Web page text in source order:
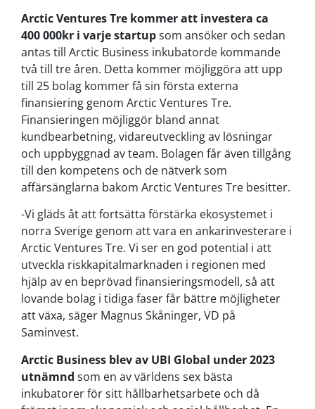
Arctic Ventures Tre kommer att investera ca
400 000kr i varje startupsom ansöker och sedan
antas till Arctic Business inkubatorde kommande
två till tre åren. Detta kommer möjliggöra att upp
till 25 bolag kommer få sin första externa
finansiering genom Arctic Ventures Tre.
Finansieringen möjliggör bland annat
kundbearbetning, vidareutveckling av lösningar
och uppbyggnad av team. Bolagen får även tillgång
till den kompetens och de nätverk som
affärsänglarna bakom Arctic Ventures Tre besitter.
-Vi gläds åt att fortsätta förstärka ekosystemet i
norra Sverige genom att vara en ankarinvesterare i
Arctic Ventures Tre. Vi ser en god potential i att
utveckla riskkapitalmarknaden i regionen med
hjälp av en beprövad finansieringsmodell, så att
lovande bolag i tidiga faser får bättre möjligheter
att växa, säger Magnus Skåninger, VD på
Saminvest.
Arctic Business blev av UBI Global under 2023
utnämnd som en av världens sex bästa
inkubatorer för sitt hållbarhetsarbete och då